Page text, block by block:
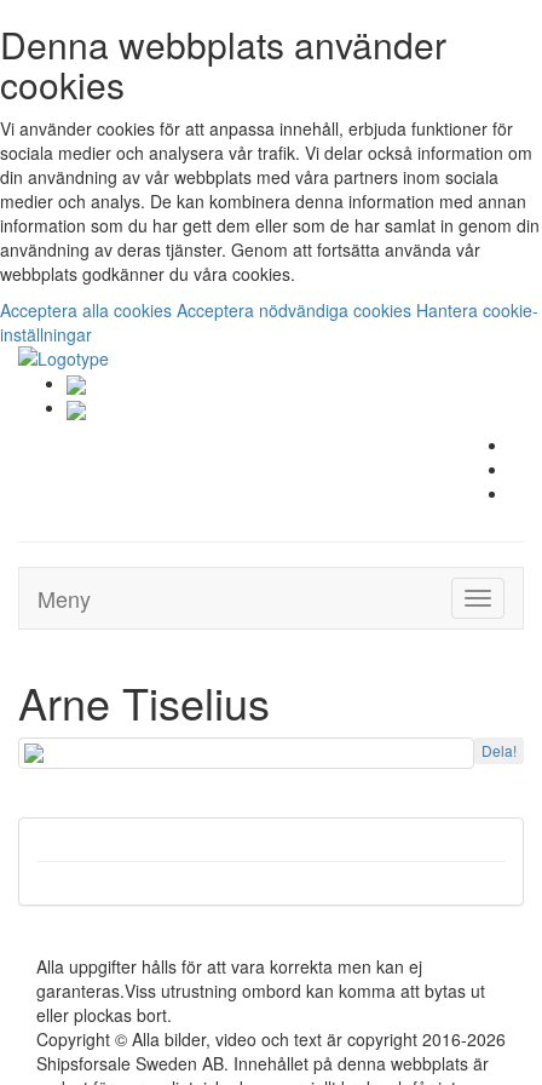
Denna webbplats använder
cookies
Vi använder cookies för att anpassa innehåll, erbjuda funktioner för
sociala medier och analysera vår trafik. Vi delar också information om
din användning av vår webbplats med våra partners inom sociala
medier och analys. De kan kombinera denna information med annan
information som du har gett dem eller som de har samlat in genom din
användning av deras tjänster. Genom att fortsätta använda vår
webbplats godkänner du våra cookies.
Acceptera alla cookies Acceptera nödvändiga cookies Hantera cookie-
inställningar
Toggle
Meny
Arne Tiselius
Dela!
Alla uppgifter hålls för att vara korrekta men kan ej
garanteras.Viss utrustning ombord kan komma att bytas ut
eller plockas bort.
Copyright © Alla bilder, video och text är copyright 2016-2026
Shipsforsale Sweden AB. Innehållet på denna webbplats är